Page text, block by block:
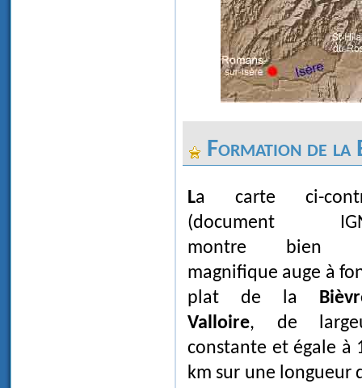
Formation de la
La carte ci-contre
(document
montre bien
magnifique auge à
plat de la
Valloire, de
constante et égale à
km sur une longueur